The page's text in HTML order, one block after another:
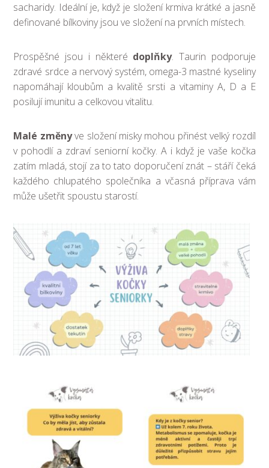
sacharidy. Ideální je, když je složení krmiva krátké a jasně
definované bílkoviny jsou ve složení na prvních místech.
Prospěšné jsou i některé doplňky. Taurin podporuje
zdravé srdce a nervový systém, omega-3 mastné kyseliny
napomáhají kloubům a kvalitě srsti a vitaminy A, D a E
posilují imunitu a celkovou vitalitu.
Malé změnyve složení misky mohou přinést velký rozdíl
v pohodlí a zdraví seniorní kočky. A i když je vaše kočka
zatím mladá, stojí za to tato doporučení znát – stáří čeká
každého chlupatého společníka a včasná příprava vám
může ušetřit spoustu starostí.